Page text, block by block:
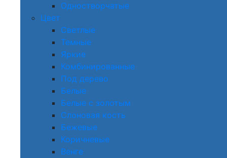
Одностворчатые
Цвет
Светлые
Темные
Яркие
Комбинированные
Под дерево
Белые
Белые с золотым
Слоновая кость
Бежевые
Коричневые
Венге